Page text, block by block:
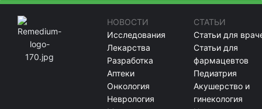
НОВОСТИ
Исследования
Лекарства
Разработка
Аптеки
Онкология
Неврология
СТАТЬИ
Статьи для
Статьи для
фармацевтов
Педиатрия
Акушерство и
гинекология